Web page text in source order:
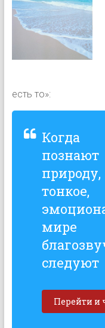
есть то»:
Когда
мире
следуют
Перейти и